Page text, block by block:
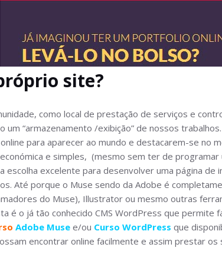
site?
como local de prestação de serviços e
“armazenamento /exibição” de nossos
para aparecer ao mundo e destacarem-se no
e simples, (mesmo sem ter de programar
escolha excelente para desenvolver uma página de
Até porque o Muse sendo da Adobe é
do Muse), Illustrator ou mesmo outras
o já tão conhecido CMS WordPress que permite
Adobe Muse e/ou Curso WordPress que
encontrar online facilmente e assim prestar os